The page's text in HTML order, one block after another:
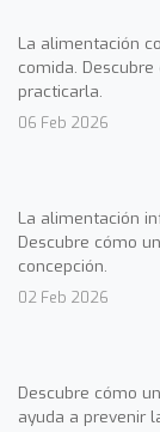
La alimentación
comida.
practicarla.
06 Feb 2026
La alimentación
Descubre cómo
concepción.
02 Feb 2026
Descubre cómo
ayuda a prevenir